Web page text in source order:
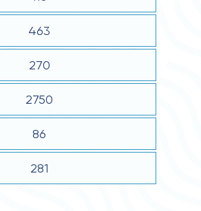
463
270
2750
86
281